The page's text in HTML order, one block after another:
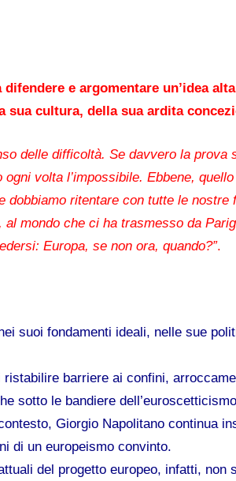
e argomentare un’idea
sua cultura, della sua ardita
delle difficoltà. Se davvero la prova
volta l’impossibile. Ebbene, quello
dobbiamo ritentare con tutte le
mondo che ci ha trasmesso da
Europa, se non ora, quando?”.
suoi fondamenti ideali, nelle sue
barriere ai confini,
sotto le bandiere
Giorgio Napolitano continua
di un europeismo convinto.
del progetto europeo, infatti, non